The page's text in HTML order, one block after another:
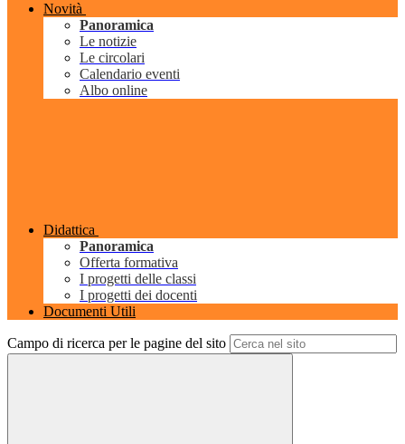
Novità
Panoramica
Le notizie
Le circolari
Calendario eventi
Albo online
Didattica
Panoramica
Offerta formativa
I progetti delle classi
I progetti dei docenti
Documenti Utili
Campo di ricerca per le pagine del sito